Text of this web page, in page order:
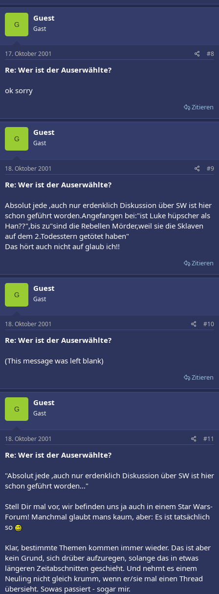
G
Guest
Gast
17. Oktober 2001 #8
Re: Wer ist der Auserwählte?
ok sorry
Zitieren
G
Guest
Gast
18. Oktober 2001 #9
Re: Wer ist der Auserwählte?
Absolut jede ,auch nur erdenklich Diskussion über SW ist hier
schon geführt worden.Angefangen bei:"ist Luke hüpscher als
Han??",bis zu"sind die Rebellen Mörder,weil sie die Sklaven
auf dem 2.Todesstern getötet haben"
Das hört auch nicht auf glaub ich!!
Zitieren
G
Guest
Gast
18. Oktober 2001 #10
Re: Wer ist der Auserwählte?
(This message was left blank)
Zitieren
G
Guest
Gast
18. Oktober 2001 #11
Re: Wer ist der Auserwählte?
"Absolut jede ,auch nur erdenklich Diskussion über SW ist hier
schon geführt worden..."
Stell Dir mal vor, wir befinden uns ja auch in einem Star Wars-
Forum! Manchmal glaubt mans kaum, aber: Es ist tatsächlich
so
Klar, bestimmte Themen kommen immer wieder. Das ist aber
kein Grund, sich drüber aufzuregen, solange das in etwas
längeren Zeitabschnitten geschieht. Und nehmt es einem
Neuling nicht gleich krumm, wenn er/sie mal einen Thread
übersieht. Sowas passiert - sogar mir.